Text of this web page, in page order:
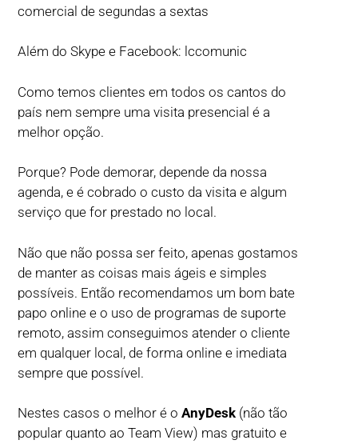
comercial de segundas a sextas
Além do Skype e Facebook: lccomunic
Como temos clientes em todos os cantos do
país nem sempre uma visita presencial é a
melhor opção.
Porque? Pode demorar, depende da nossa
agenda, e é cobrado o custo da visita e algum
serviço que for prestado no local.
Não que não possa ser feito, apenas gostamos
de manter as coisas mais ágeis e simples
possíveis. Então recomendamos um bom bate
papo online e o uso de programas de suporte
remoto, assim conseguimos atender o cliente
em qualquer local, de forma online e imediata
sempre que possível.
Nestes casos o melhor é oAnyDesk (não tão
popular quanto ao Team View) mas gratuito e